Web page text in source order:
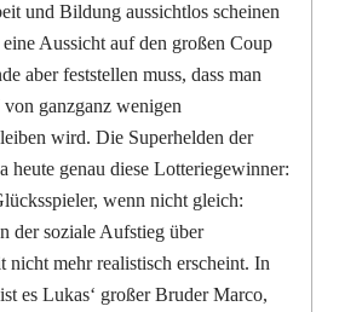
und Bildung aussichtlos scheinen
eine Aussicht auf den großen Coup
aber feststellen muss, dass man
ganzganz wenigen
wird. Die Superhelden der
heute genau diese Lotteriegewinner:
wenn nicht gleich:
der soziale Aufstieg über
nicht mehr realistisch erscheint. In
es Lukas‘ großer Bruder Marco,